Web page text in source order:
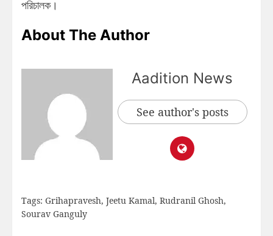
পরিচালক।
About The Author
Aadition News
See author's posts
Tags: Grihapravesh, Jeetu Kamal, Rudranil Ghosh,
Sourav Ganguly